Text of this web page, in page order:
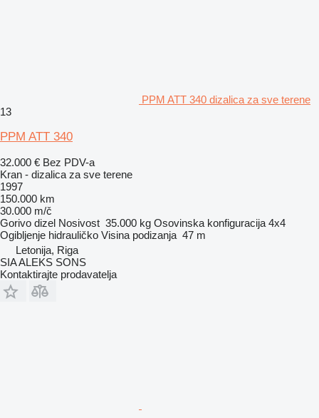
PPM ATT 340 dizalica za sve terene
13
PPM ATT 340
32.000 € Bez PDV-a
Kran - dizalica za sve terene
1997
150.000 km
30.000 m/č
Gorivo dizel Nosivost 35.000 kg Osovinska konfiguracija 4x4
Ogibljenje hidrauličko Visina podizanja 47 m
Letonija, Riga
SIA ALEKS SONS
Kontaktirajte prodavatelja